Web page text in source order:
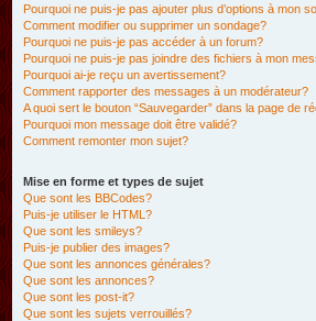
Pourquoi ne puis-je pas ajouter plus d’options à mon
Comment modifier ou supprimer un sondage?
Pourquoi ne puis-je pas accéder à un forum?
Pourquoi ne puis-je pas joindre des fichiers à mon
Pourquoi ai-je reçu un avertissement?
Comment rapporter des messages à un modérateur?
A quoi sert le bouton “Sauvegarder” dans la page de
Pourquoi mon message doit être validé?
Comment remonter mon sujet?
Mise en forme et types de sujet
Que sont les BBCodes?
Puis-je utiliser le HTML?
Que sont les smileys?
Puis-je publier des images?
Que sont les annonces générales?
Que sont les annonces?
Que sont les post-it?
Que sont les sujets verrouillés?